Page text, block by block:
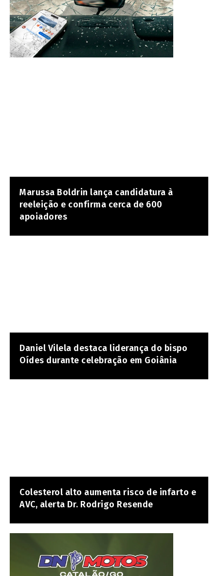
Marussa Boldrin lança candidatura à
reeleição e confirma cerca de 600
apoiadores
Daniel Vilela destaca liderança do bispo
Oídes durante celebração em Goiânia
Colesterol alto aumenta risco de infarto e
AVC, alerta Dr. Rodrigo Resende